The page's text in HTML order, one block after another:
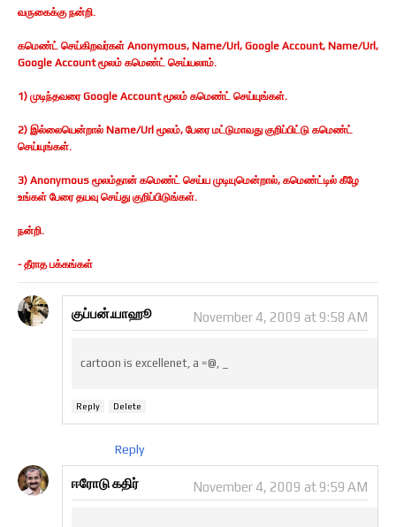
வருகைக்கு நன்றி.
கமெண்ட் செய்கிறவர்கள் Anonymous, Name/Url, Google Account, Name/Url,
Google Account மூலம் கமெண்ட் செய்யலாம்.
1) முடிந்தவரை Google Account மூலம் கமெண்ட் செய்யுங்கள்.
2) இல்லையென்றால் Name/Url மூலம், பேரை மட்டுமாவது குறிப்பிட்டு கமெண்ட்
செய்யுங்கள்.
3) Anonymous மூலம்தான் கமெண்ட் செய்ய முடியுமென்றால், கமெண்ட்டில் கீழே
உங்கள் பேரை தயவு செய்து குறிப்பிடுங்கள்.
நன்றி.
- தீராத பக்கங்கள்
குப்பன்.யாஹூ November 4, 2009 at 9:58 AM
cartoon is excellenet, a =@, _
Reply Delete
Reply
ஈரோடு கதிர் November 4, 2009 at 9:59 AM